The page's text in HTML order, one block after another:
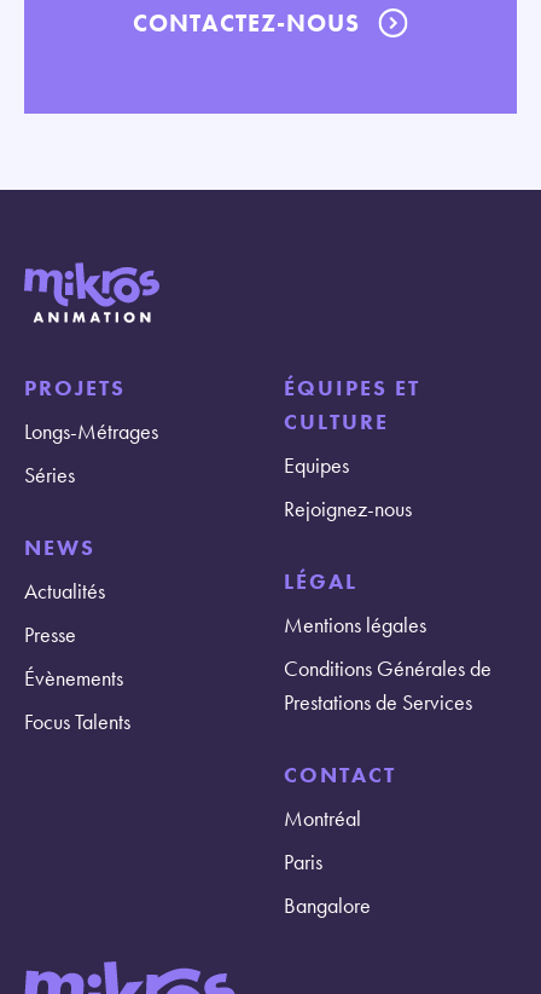
CONTACTEZ-NOUS
PROJETS
Longs-Métrages
Séries
NEWS
Actualités
Presse
Évènements
Focus Talents
ÉQUIPES ET
CULTURE
Equipes
Rejoignez-nous
LÉGAL
Mentions légales
Conditions Générales de
Prestations de Services
CONTACT
Montréal
Paris
Bangalore